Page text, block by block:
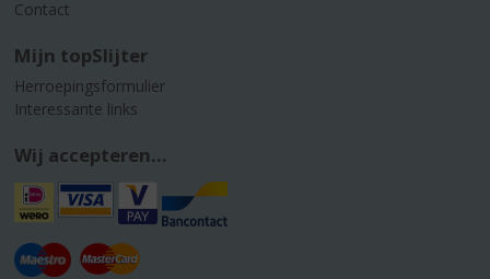
Contact
Mijn topSlijter
Herroepingsformulier
Interessante links
Wij accepteren...